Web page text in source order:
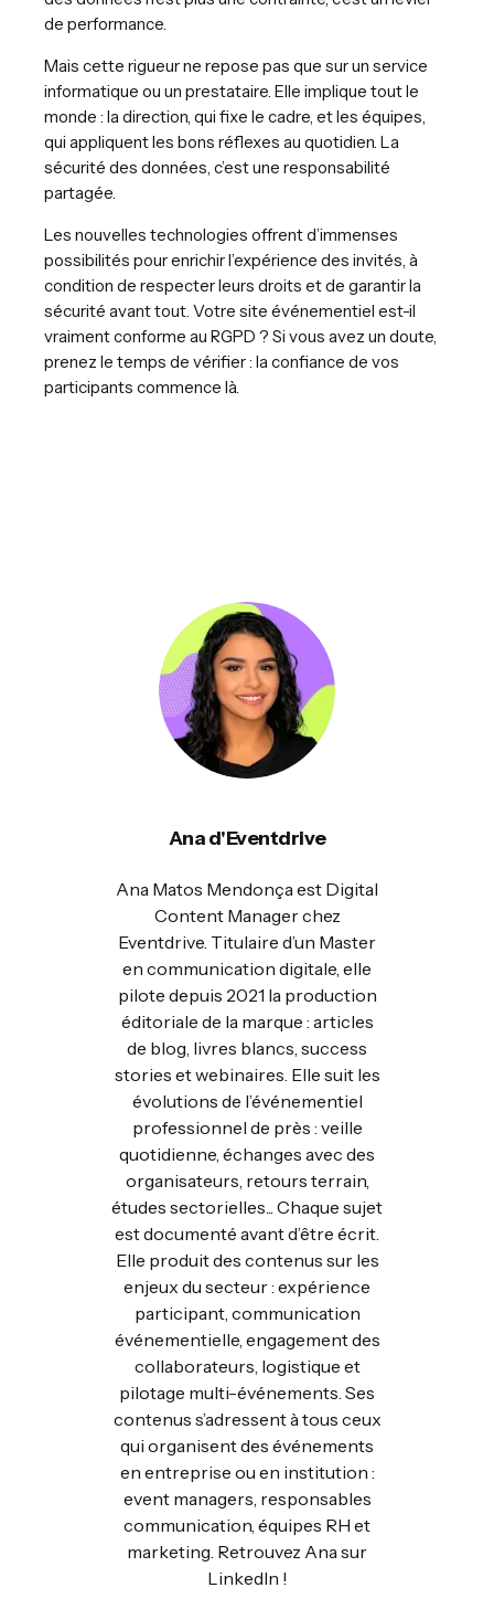
de performance.
Mais cette rigueur ne repose pas que sur un service
informatique ou un prestataire. Elle implique tout le
monde : la direction, qui fixe le cadre, et les équipes,
qui appliquent les bons réflexes au quotidien. La
sécurité des données, c’est une responsabilité
partagée.
Les nouvelles technologies offrent d’immenses
possibilités pour enrichir l’expérience des invités, à
condition de respecter leurs droits et de garantir la
sécurité avant tout. Votre site événementiel est-il
vraiment conforme au RGPD ? Si vous avez un doute,
prenez le temps de vérifier : la confiance de vos
participants commence là.
Ana d'Eventdrive
Ana Matos Mendonça est Digital
Content Manager chez
Eventdrive. Titulaire d’un Master
en communication digitale, elle
pilote depuis 2021 la production
éditoriale de la marque : articles
de blog, livres blancs, success
stories et webinaires. Elle suit les
évolutions de l’événementiel
professionnel de près : veille
quotidienne, échanges avec des
organisateurs, retours terrain,
études sectorielles... Chaque sujet
est documenté avant d’être écrit.
Elle produit des contenus sur les
enjeux du secteur : expérience
participant, communication
événementielle, engagement des
collaborateurs, logistique et
pilotage multi-événements. Ses
contenus s’adressent à tous ceux
qui organisent des événements
en entreprise ou en institution :
event managers, responsables
communication, équipes RH et
marketing. Retrouvez Ana sur
LinkedIn !